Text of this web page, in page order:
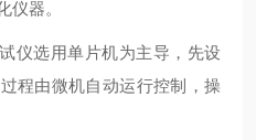
仪器。
仪选用单片机为主导，先设
程由微机自动运行控制，操